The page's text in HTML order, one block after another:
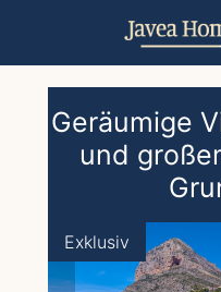
Geräumige
und
Exklusiv